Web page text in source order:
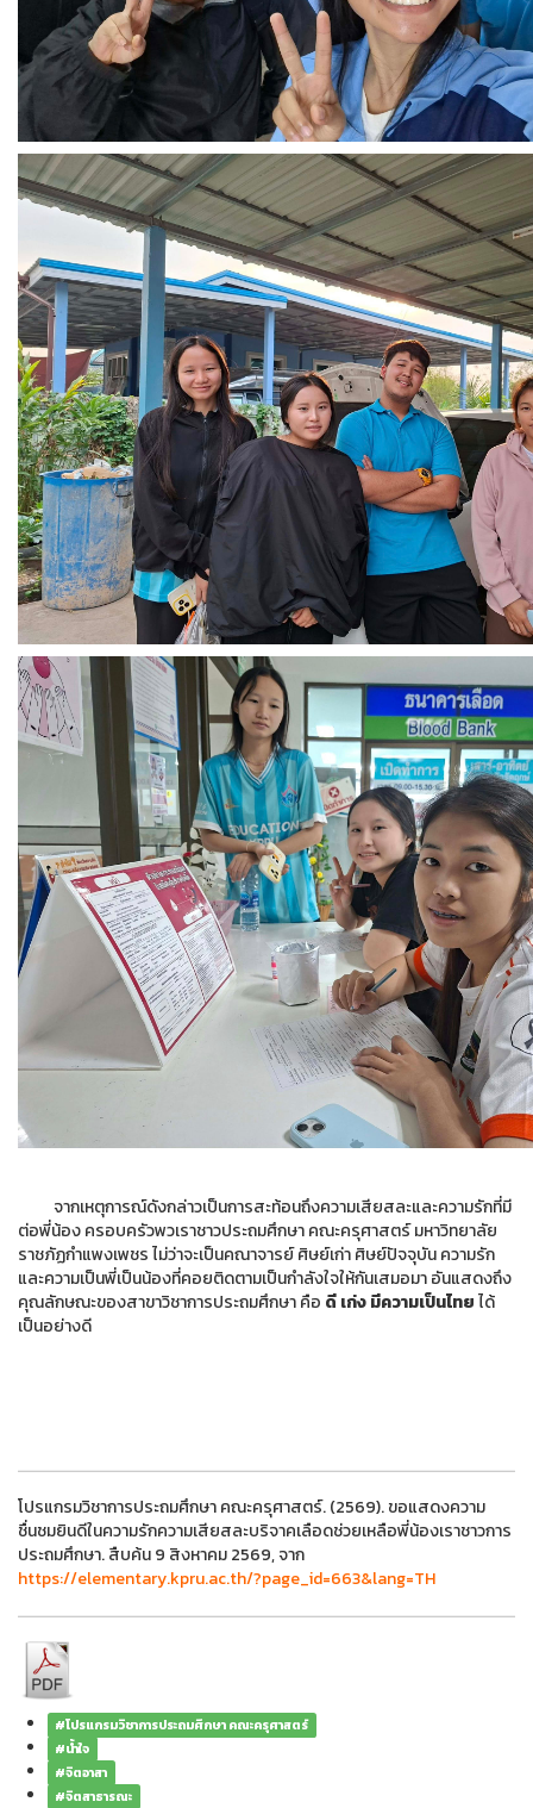
จากเหตุการณ์ดังกล่าวเป็นการสะท้อนถึงความเสียสละและความรักที่มี
ต่อพี่น้อง ครอบครัวพวเราชาวประถมศึกษา คณะครุศาสตร์ มหาวิทยาลัย
ราชภัฏกำแพงเพชร ไม่ว่าจะเป็นคณาจารย์ ศิษย์เก่า ศิษย์ปัจจุบัน ความรัก
และความเป็นพี่เป็นน้องที่คอยติดตามเป็นกำลังใจให้กันเสมอมา อันแสดงถึง
คุณลักษณะของสาขาวิชาการประถมศึกษา คือ ดี เก่ง มีความเป็นไทยได้
เป็นอย่างดี
โปรแกรมวิชาการประถมศึกษา คณะครุศาสตร์. (2569). ขอแสดงความ
ชื่นชมยินดีในความรักความเสียสละบริจาคเลือดช่วยเหลือพี่น้องเราชาวการ
ประถมศึกษา. สืบค้น 9 สิงหาคม 2569, จาก
https://elementary.kpru.ac.th/?page_id=663&lang=TH
#โปรแกรมวิชาการประถมศึกษา คณะครุศาสตร์
#น้ำใจ
#จิตอาสา
#จิตสาธารณะ